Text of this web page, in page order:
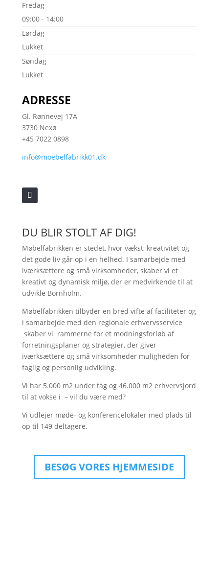
Fredag
09:00 - 14:00
Lørdag
Lukket
Søndag
Lukket
ADRESSE
Gl. Rønnevej 17A
3730 Nexø
+45 7022 0898
info@moebelfabrikk01.dk
DU BLIR STOLT AF DIG!
Møbelfabrikken er stedet, hvor vækst, kreativitet og
det gode liv går op i en helhed. I samarbejde med
iværksættere og små virksomheder, skaber vi et
kreativt og dynamisk miljø, der er medvirkende til at
udvikle Bornholm.
Møbelfabrikken tilbyder en bred vifte af faciliteter og
i samarbejde med den regionale erhvervsservice
skaber vi rammerne for et modningsforløb af
forretningsplaner og strategier, der giver
iværksættere og små virksomheder muligheden for
faglig og personlig udvikling.
Vi har 5.000 m2 under tag og 46.000 m2 erhvervsjord
til at vokse i – vil du være med?
Vi udlejer møde- og konferencelokaler med plads til
op til 149 deltagere.
BESØG VORES HJEMMESIDE